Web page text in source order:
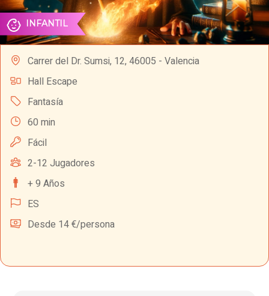
INFANTIL
Carrer del Dr. Sumsi, 12, 46005 - Valencia
Hall Escape
Fantasía
60 min
Fácil
2-12 Jugadores
+ 9 Años
ES
Desde 14 €/persona